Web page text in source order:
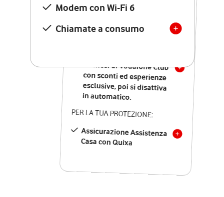
Modem con Wi-Fi 6
Chiamate a consumo
Chiamate illimitate verso
numeri fissi e mobili
nazionali
12 mesi di Vodafone Club
con sconti ed esperienze
esclusive, poi si disattiva
in automatico.
PER LA TUA PROTEZIONE:
Assicurazione Assistenza
Casa con Quixa